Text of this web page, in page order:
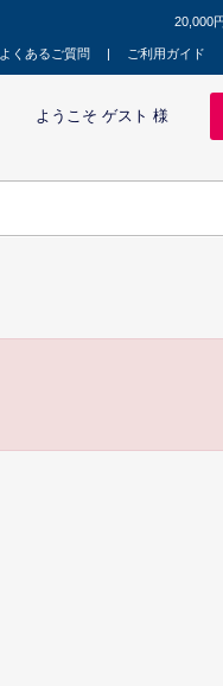
20,000
よくあるご質問 ご利用ガイド
ようこそ ゲスト 様